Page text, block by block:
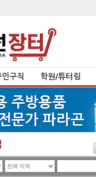
인구직 학원/튜터링